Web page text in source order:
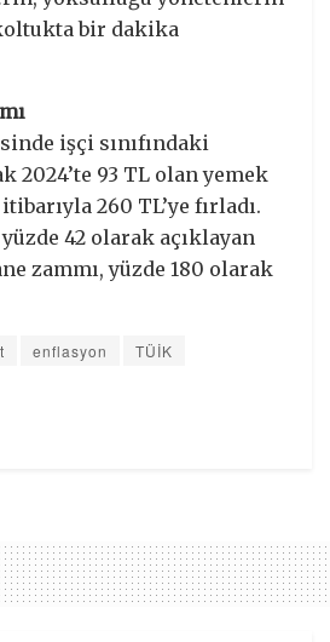
bir dakika
işçi sınıfındaki
2024’te 93 TL olan yemek
260 TL’ye fırladı.
42 olarak açıklayan
zammı, yüzde 180 olarak
enflasyon
TÜİK